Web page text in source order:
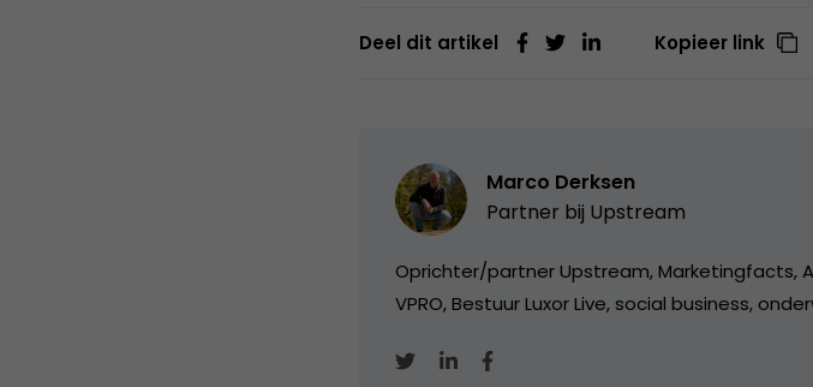
Deel dit artikel Kopieer link
Marco Derksen
Partner bij Upstream
Oprichter/partner Upstream, Marketingfacts,
VPRO, Bestuur Luxor Live, social business,